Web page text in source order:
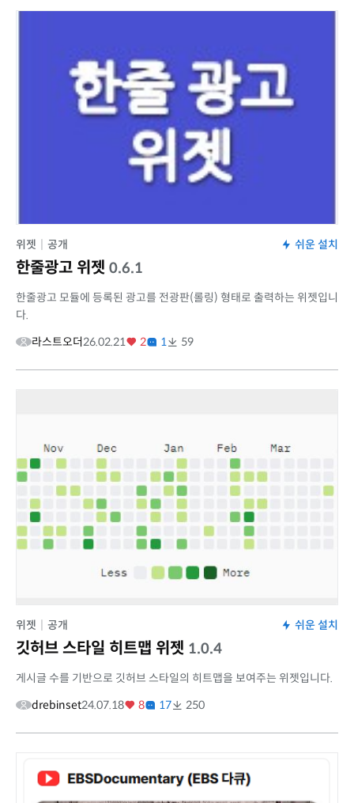
위젯 공개 쉬운 설치
한줄광고 위젯 0.6.1
한줄광고 모듈에 등록된 광고를 전광판(롤링) 형태로 출력하는 위젯입니
다.
라스트오더26.02.21 2 1 59
위젯 공개 쉬운 설치
깃허브 스타일 히트맵 위젯 1.0.4
게시글 수를 기반으로 깃허브 스타일의 히트맵을 보여주는 위젯입니다.
drebinset24.07.18 8 17 250